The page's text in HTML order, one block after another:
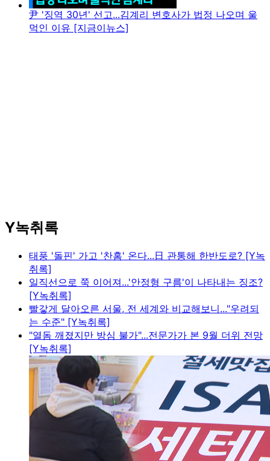
尹 '징역 30년' 선고...김계리 변호사가 법정 나오며 울
먹인 이유 [지금이뉴스]
Y녹취록
태풍 '돌핀' 가고 '찬홈' 온다...日 관통해 한반도로? [Y녹
취록]
일직선으로 쭉 이어져...'안정형 구름'이 나타내는 징조?
[Y녹취록]
빨갛게 달아오른 서울, 전 세계와 비교해보니..."우려되
는 수준" [Y녹취록]
"열돔 깨졌지만 방심 불가"...전문가가 본 9월 더위 전망
[Y녹취록]